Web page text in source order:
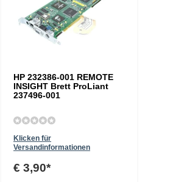
HP 232386-001 REMOTE
INSIGHT Brett ProLiant
237496-001
Klicken für
Versandinformationen
€ 3,90*